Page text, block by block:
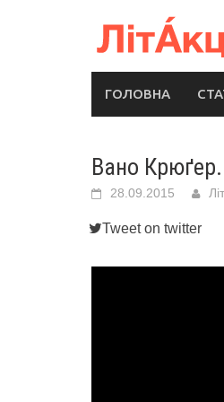
ГОЛОВНА
Вано
28.09.2015
Tweet on twitter